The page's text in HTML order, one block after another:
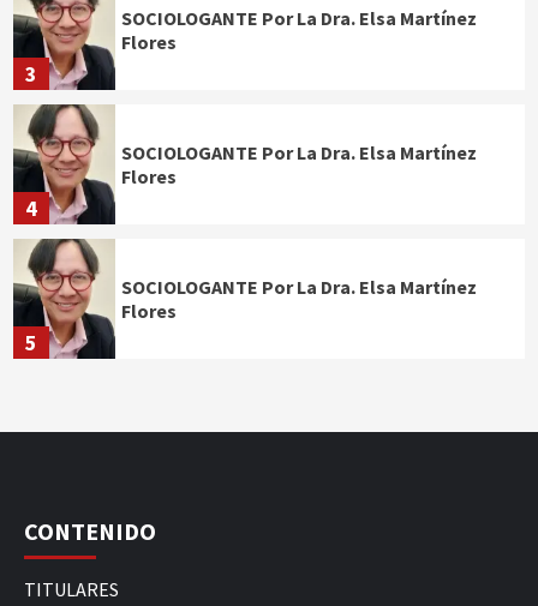
3
SOCIOLOGANTE Por La Dra. Elsa Martínez
Flores
4
SOCIOLOGANTE Por La Dra. Elsa Martínez
Flores
5
SOCIOLOGANTE Por La Dra. Elsa Martínez
Flores
CONTENIDO
TITULARES